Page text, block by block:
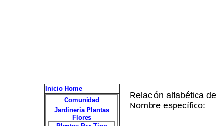
Inicio Home
Comunidad
Jardineria Plantas
Flores
Relación alfabética
Nombre específico: